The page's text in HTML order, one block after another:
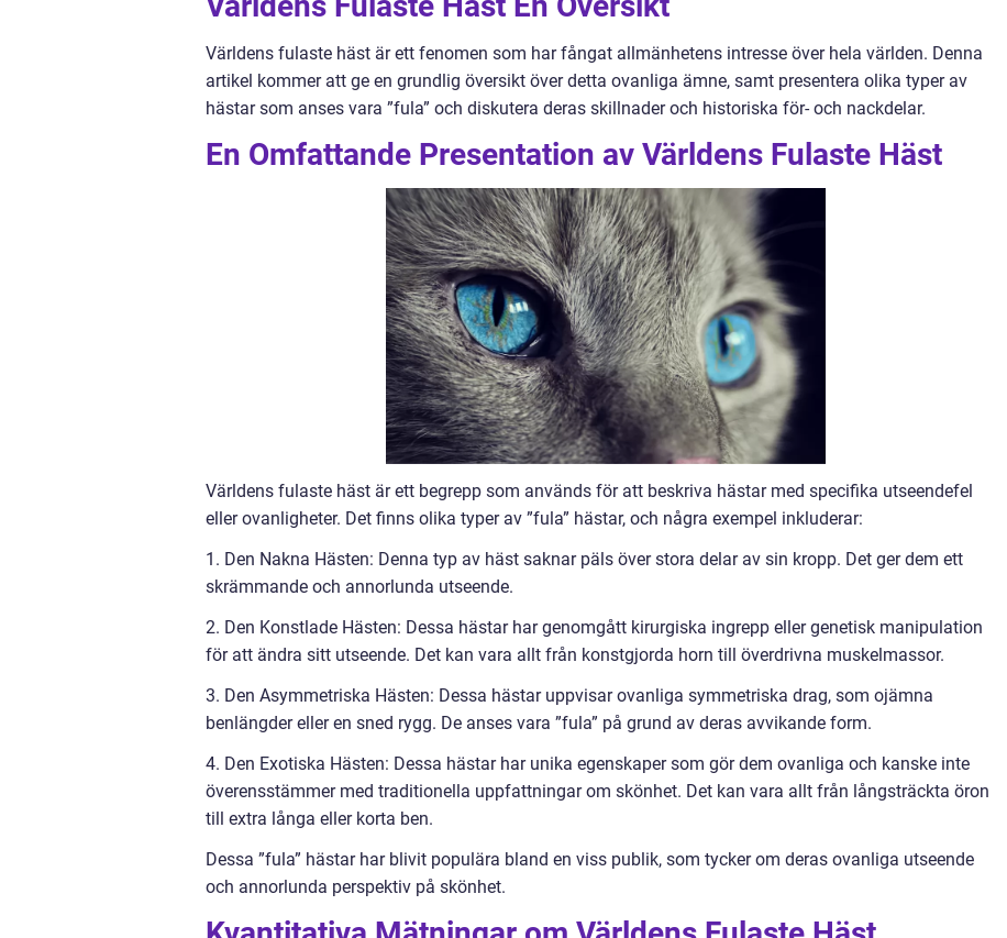
Världens fulaste häst är ett fenomen som har fångat allmänhetens intresse över hela världen. Denna
artikel kommer att ge en grundlig översikt över detta ovanliga ämne, samt presentera olika typer av
hästar som anses vara ”fula” och diskutera deras skillnader och historiska för- och nackdelar.
En Omfattande Presentation av Världens Fulaste Häst
Världens fulaste häst är ett begrepp som används för att beskriva hästar med specifika utseendefel
eller ovanligheter. Det finns olika typer av ”fula” hästar, och några exempel inkluderar:
1. Den Nakna Hästen: Denna typ av häst saknar päls över stora delar av sin kropp. Det ger dem ett
skrämmande och annorlunda utseende.
2. Den Konstlade Hästen: Dessa hästar har genomgått kirurgiska ingrepp eller genetisk manipulation
för att ändra sitt utseende. Det kan vara allt från konstgjorda horn till överdrivna muskelmassor.
3. Den Asymmetriska Hästen: Dessa hästar uppvisar ovanliga symmetriska drag, som ojämna
benlängder eller en sned rygg. De anses vara ”fula” på grund av deras avvikande form.
4. Den Exotiska Hästen: Dessa hästar har unika egenskaper som gör dem ovanliga och kanske inte
överensstämmer med traditionella uppfattningar om skönhet. Det kan vara allt från långsträckta öron
till extra långa eller korta ben.
Dessa ”fula” hästar har blivit populära bland en viss publik, som tycker om deras ovanliga utseende
och annorlunda perspektiv på skönhet.